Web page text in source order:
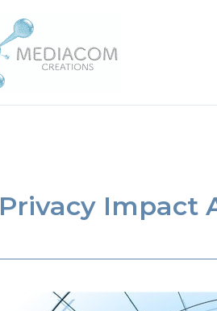
Privacy Impact